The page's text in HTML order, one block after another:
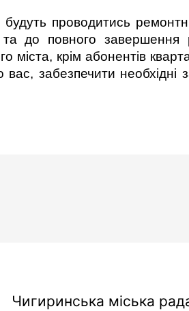
проводитись
до повного завершення
міста, крім абонентів
вас, забезпечити
Чигиринська міська